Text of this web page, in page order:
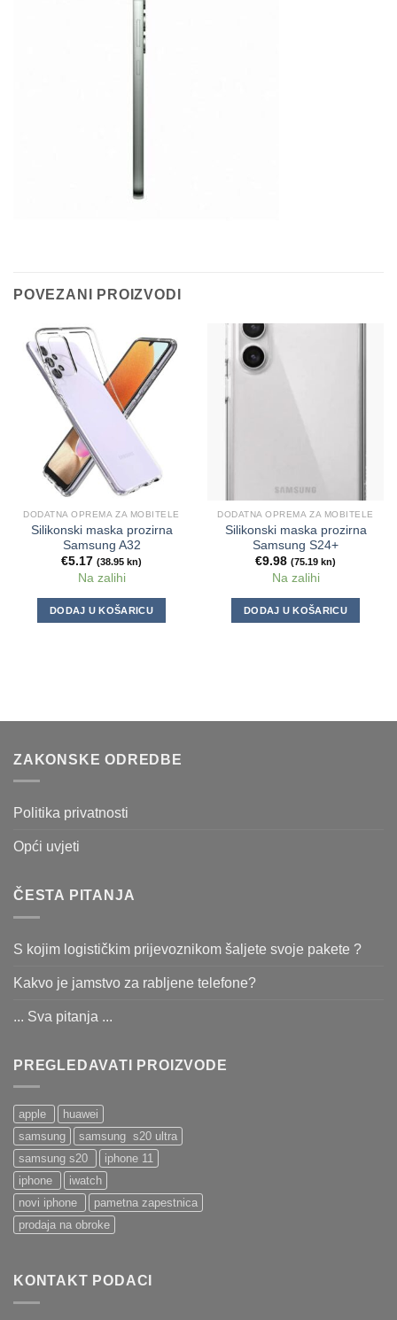
POVEZANI PROIZVODI
DODATNA OPREMA ZA MOBITELE
Silikonski maska prozirna
Samsung A32
€5.17 (38.95 kn)
Na zalihi
DODAJ U KOŠARICU
DODATNA OPREMA ZA MOBITELE
Silikonski maska prozirna
Samsung S24+
€9.98 (75.19 kn)
Na zalihi
DODAJ U KOŠARICU
ZAKONSKE ODREDBE
Politika privatnosti
Opći uvjeti
ČESTA PITANJA
S kojim logističkim prijevoznikom šaljete svoje pakete ?
Kakvo je jamstvo za rabljene telefone?
... Sva pitanja ...
PREGLEDAVATI PROIZVODE
apple
huawei
samsung
samsung s20 ultra
samsung s20
iphone 11
iphone
iwatch
novi iphone
pametna zapestnica
prodaja na obroke
KONTAKT PODACI